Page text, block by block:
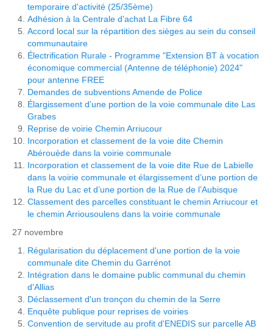
temporaire d'activité (25/35ème)
Adhésion à la Centrale d'achat La Fibre 64
Accord local sur la répartition des sièges au sein du conseil
communautaire
Électrification Rurale - Programme "Extension BT à vocation
économique commercial (Antenne de téléphonie) 2024"
pour antenne FREE
Demandes de subventions Amende de Police
Élargissement d’une portion de la voie communale dite Las
Grabes
Reprise de voirie Chemin Arriucour
Incorporation et classement de la voie dite Chemin
Abérouède dans la voirie communale
Incorporation et classement de la voie dite Rue de Labielle
dans la voirie communale et élargissement d’une portion de
la Rue du Lac et d’une portion de la Rue de l’Aubisque
Classement des parcelles constituant le chemin Arriucour et
le chemin Arriousoulens dans la voirie communale
27 novembre
Régularisation du déplacement d'une portion de la voie
communale dite Chemin du Garrénot
Intégration dans le domaine public communal du chemin
d'Allias
Déclassement d'un tronçon du chemin de la Serre
Enquête publique pour reprises de voiries
Convention de servitude au profit d'ENEDIS sur parcelle AB